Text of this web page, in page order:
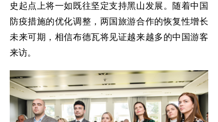
史起点上将一如既往坚定支持黑山发展。随着中国
防疫措施的优化调整，两国旅游合作的恢复性增长
未来可期，相信布德瓦将见证越来越多的中国游客
来访。